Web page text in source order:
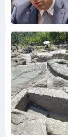
Снимка:
Bulgaria ON
AIR